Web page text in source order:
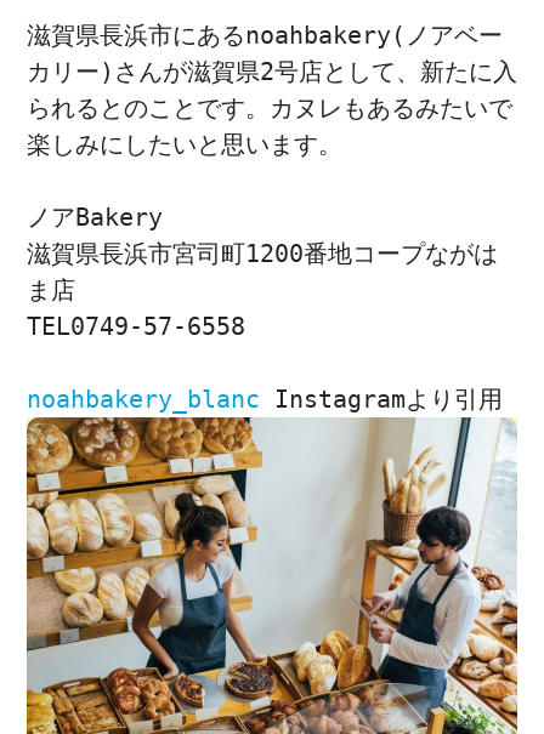
滋賀県長浜市にあるnoahbakery(ノアベー
カリー)さんが滋賀県2号店として、新たに入
られるとのことです。カヌレもあるみたいで
楽しみにしたいと思います。
ノアBakery
滋賀県長浜市宮司町1200番地コープながは
ま店
TEL0749-57-6558
noahbakery_blanc Instagramより引用